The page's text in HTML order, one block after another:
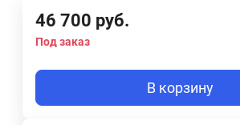
46 700 руб.
Под заказ
В корзину